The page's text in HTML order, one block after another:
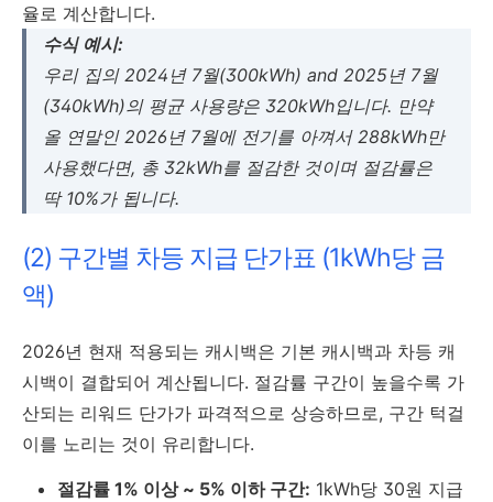
율로 계산합니다.
수식 예시:
우리 집의 2024년 7월(300kWh) and 2025년 7월
(340kWh)의 평균 사용량은 320kWh입니다. 만약
올 연말인 2026년 7월에 전기를 아껴서 288kWh만
사용했다면, 총 32kWh를 절감한 것이며 절감률은
딱 10%가 됩니다.
(2) 구간별 차등 지급 단가표 (1kWh당 금
액)
2026년 현재 적용되는 캐시백은 기본 캐시백과 차등 캐
시백이 결합되어 계산됩니다. 절감률 구간이 높을수록 가
산되는 리워드 단가가 파격적으로 상승하므로, 구간 턱걸
이를 노리는 것이 유리합니다.
절감률 1% 이상 ~ 5% 이하 구간: 1kWh당 30원 지급